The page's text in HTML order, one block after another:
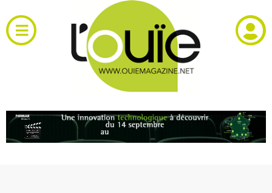
au
contenu
Toggle
Navigation
RH et emploi